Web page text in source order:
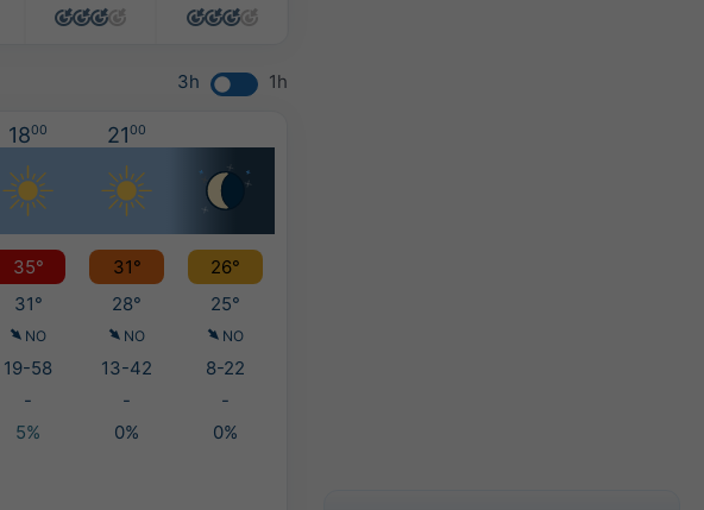
3h 1h
1800 2100
35° 31°
26°
31° 28° 25°
NO NO NO
19-58 13-42
8-22
- -
-
5% 0% 0%